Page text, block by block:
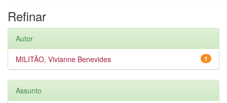
Refinar
Autor
1
MILITÃO, Vivianne Benevides
Assunto